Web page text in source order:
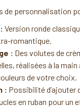
de personnalisation
Version ronde
romantique.
: Des volutes de
réalisées à la main
de votre choix.
: Possibilité d’ajouter
en ruban pour un